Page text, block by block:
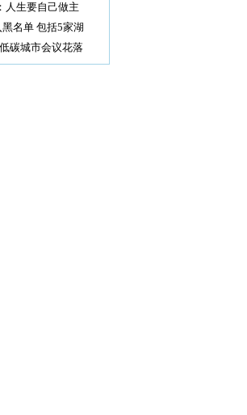
人生要自己做主
名单 包括5家湖
碳城市会议花落